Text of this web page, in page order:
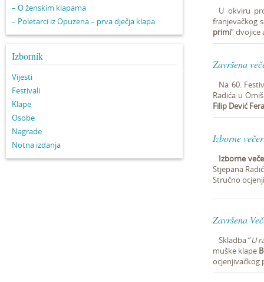
– O ženskim klapama
– Poletarci iz Opuzena – prva dječja klapa
Izbornik
Vijesti
Festivali
Klape
Osobe
Nagrade
Notna izdanja
U okviru
franjevačkog
primi”
Završena
Na 60.
Radića u
Filip Dević
Izborne
Izborne
Stjepana
Stručno
Završena
Skladba “U
muške klape
ocjenjivačkog